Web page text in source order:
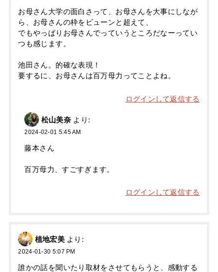
お母さん大学の面白さって、お母さんを大事にしなが
ら、お母さんの枠をビューンと超えて、
でもやっぱりお母さんでっていうところだなーってい
つも感じます。
池田さん。的確な表現！
要するに、お母さんは百万母力ってことよね。
ログインして返信する
松山美奈 より:
2024-02-01 5:45 AM
藤本さん
百万母力、すごすぎます。
ログインして返信する
植地宏美 より:
2024-01-30 5:07 PM
誰かの話を聞いたり取材をさせてもらうと、感動する